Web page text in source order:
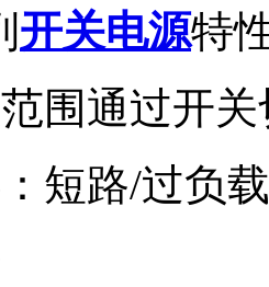
开关电源特
围通过开关
短路/过负